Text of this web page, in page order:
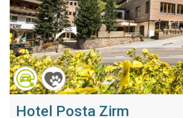
Hotel Posta Zirm